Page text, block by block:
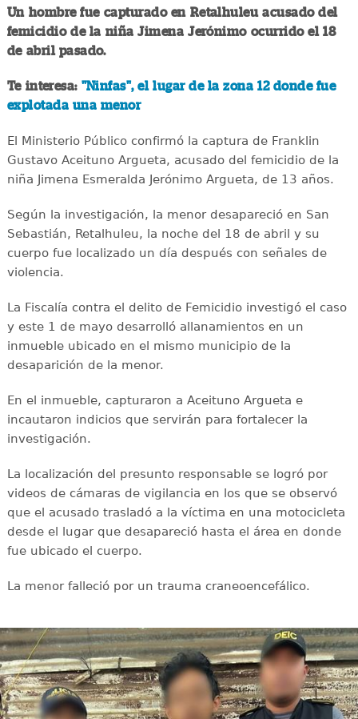
Un hombre fue capturado en Retalhuleu acusado del
femicidio de la niña Jimena Jerónimo ocurrido el 18
de abril pasado.
Te interesa:"Ninfas", el lugar de la zona 12 donde fue
explotada una menor
El Ministerio Público confirmó la captura de Franklin
Gustavo Aceituno Argueta, acusado del femicidio de la
niña Jimena Esmeralda Jerónimo Argueta, de 13 años.
Según la investigación, la menor desapareció en San
Sebastián, Retalhuleu, la noche del 18 de abril y su
cuerpo fue localizado un día después con señales de
violencia.
La Fiscalía contra el delito de Femicidio investigó el caso
y este 1 de mayo desarrolló allanamientos en un
inmueble ubicado en el mismo municipio de la
desaparición de la menor.
En el inmueble, capturaron a Aceituno Argueta e
incautaron indicios que servirán para fortalecer la
investigación.
La localización del presunto responsable se logró por
videos de cámaras de vigilancia en los que se observó
que el acusado trasladó a la víctima en una motocicleta
desde el lugar que desapareció hasta el área en donde
fue ubicado el cuerpo.
La menor falleció por un trauma craneoencefálico.